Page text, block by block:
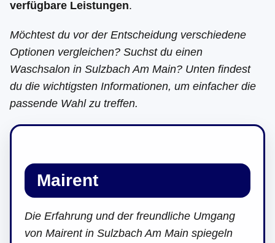
verfügbare Leistungen.
Möchtest du vor der Entscheidung verschiedene
Optionen vergleichen? Suchst du einen
Waschsalon in Sulzbach Am Main? Unten findest
du die wichtigsten Informationen, um einfacher die
passende Wahl zu treffen.
Mairent
Die Erfahrung und der freundliche Umgang
von Mairent in Sulzbach Am Main spiegeln